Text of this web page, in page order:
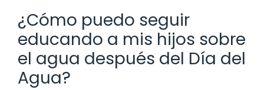
¿Cómo puedo seguir
educando a mis hijos sobre
el agua después del Día del
Agua?